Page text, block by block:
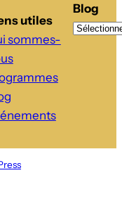
utiles
sommes-
Blog